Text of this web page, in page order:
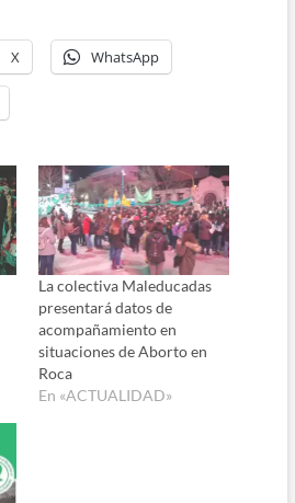
X WhatsApp
La colectiva Maleducadas
presentará datos de
acompañamiento en
situaciones de Aborto en
Roca
En «ACTUALIDAD»